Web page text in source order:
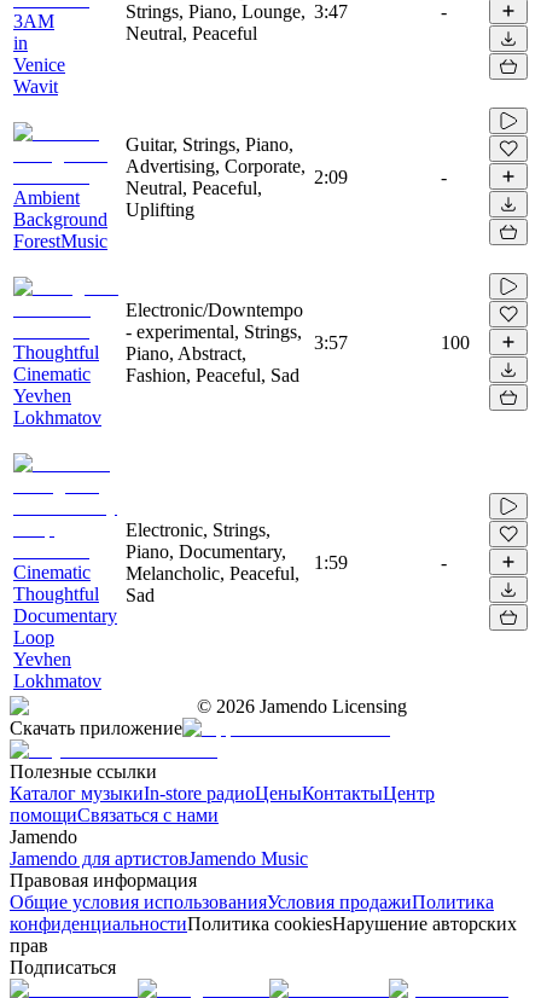
3AM
in
Venice
Wavit
Strings, Piano, Lounge,
Neutral, Peaceful
3:47 -
Ambient
Background
ForestMusic
Guitar, Strings, Piano,
Advertising, Corporate,
Neutral, Peaceful,
Uplifting
2:09 -
Thoughtful
Cinematic
Yevhen
Lokhmatov
Electronic/Downtempo
- experimental, Strings,
Piano, Abstract,
Fashion, Peaceful, Sad
3:57 100
Cinematic
Thoughtful
Documentary
Loop
Yevhen
Lokhmatov
Electronic, Strings,
Piano, Documentary,
Melancholic, Peaceful,
Sad
1:59 -
© 2026 Jamendo Licensing
Скачать приложение
Полезные ссылки
Каталог музыкиIn-store радиоЦеныКонтактыЦентр
помощиСвязаться с нами
Jamendo
Jamendo для артистовJamendo Music
Правовая информация
Общие условия использованияУсловия продажиПолитика
конфиденциальностиПолитика cookiesНарушение авторских
прав
Подписаться